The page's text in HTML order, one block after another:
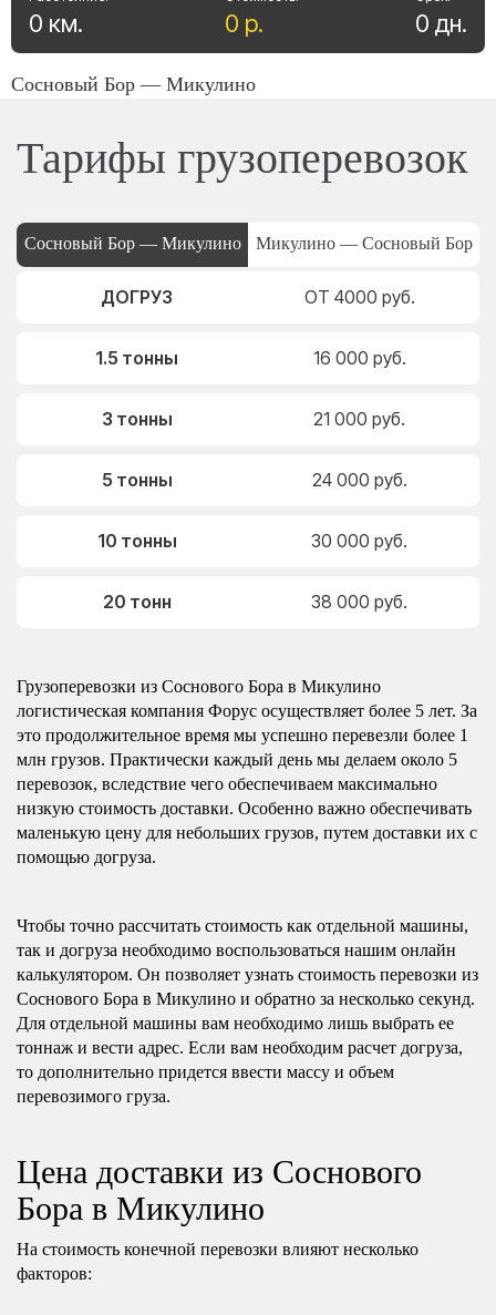
0 р.
0 км. 0 дн.
Сосновый Бор — Микулино
Тарифы грузоперевозок
Сосновый Бор — Микулино Микулино — Сосновый Бор
ДОГРУЗ ОТ 4000 руб.
1.5 тонны 16 000 руб.
3 тонны 21 000 руб.
5 тонны 24 000 руб.
10 тонны 30 000 руб.
20 тонн 38 000 руб.
Грузоперевозки из Соснового Бора в Микулино
логистическая компания Форус осуществляет более 5 лет. За
это продолжительное время мы успешно перевезли более 1
млн грузов. Практически каждый день мы делаем около 5
перевозок, вследствие чего обеспечиваем максимально
низкую стоимость доставки. Особенно важно обеспечивать
маленькую цену для небольших грузов, путем доставки их с
помощью догруза.
Чтобы точно рассчитать стоимость как отдельной машины,
так и догруза необходимо воспользоваться нашим онлайн
калькулятором. Он позволяет узнать стоимость перевозки из
Соснового Бора в Микулино и обратно за несколько секунд.
Для отдельной машины вам необходимо лишь выбрать ее
тоннаж и вести адрес. Если вам необходим расчет догруза,
то дополнительно придется ввести массу и объем
перевозимого груза.
Цена доставки из Соснового
Бора в Микулино
На стоимость конечной перевозки влияют несколько
факторов: